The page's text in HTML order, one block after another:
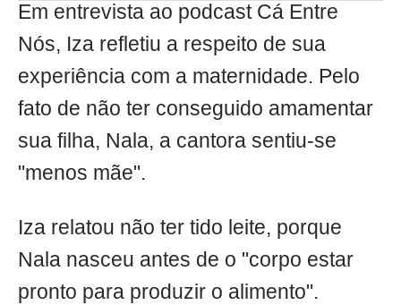
Em entrevista ao podcast Cá Entre
Nós, Iza refletiu a respeito de sua
experiência com a maternidade. Pelo
fato de não ter conseguido amamentar
sua filha, Nala, a cantora sentiu-se
"menos mãe".
Iza relatou não ter tido leite, porque
Nala nasceu antes de o "corpo estar
pronto para produzir o alimento".